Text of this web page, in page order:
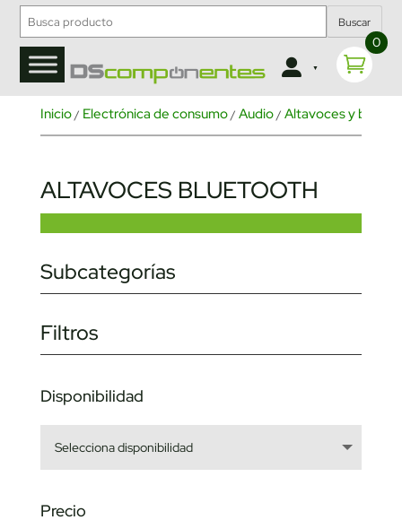
Buscar
0
Inicio/ Electrónica de consumo/ Audio/ Altavoces y barras
ALTAVOCES BLUETOOTH
Subcategorías
Filtros
Disponibilidad
Precio